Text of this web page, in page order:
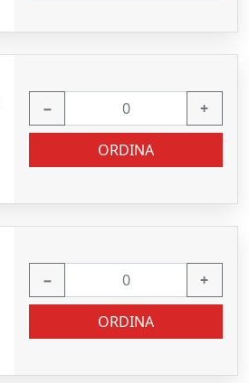
− +
ORDINA
− +
ORDINA